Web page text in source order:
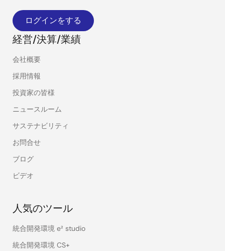
ログインをする
経営/決算/業績
会社概要
採用情報
投資家の皆様
ニュースルーム
サステナビリティ
お問合せ
ブログ
ビデオ
人気のツール
統合開発環境 e² studio
統合開発環境 CS+